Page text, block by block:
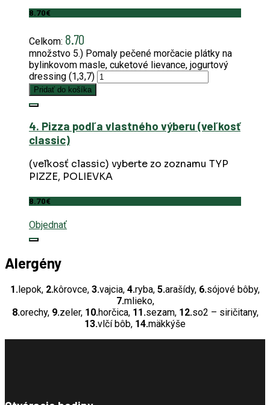
8.70€
Celkom: 8.70
množstvo 5.) Pomaly pečené morčacie plátky na
bylinkovom masle, cuketové lievance, jogurtový
dressing (1,3,7)
Pridať do košíka
4. Pizza podľa vlastného výberu (veľkosť
classic)
(veľkosť classic) vyberte zo zoznamu TYP
PIZZE, POLIEVKA
8.70€
Objednať
Alergény
1.lepok, 2.kôrovce, 3.vajcia, 4.ryba, 5.arašídy, 6.sójové bôby,
7.mlieko,
8.orechy, 9.zeler, 10.horčica, 11.sezam, 12.so2 – siričitany,
13.vlčí bôb, 14.mäkkýše